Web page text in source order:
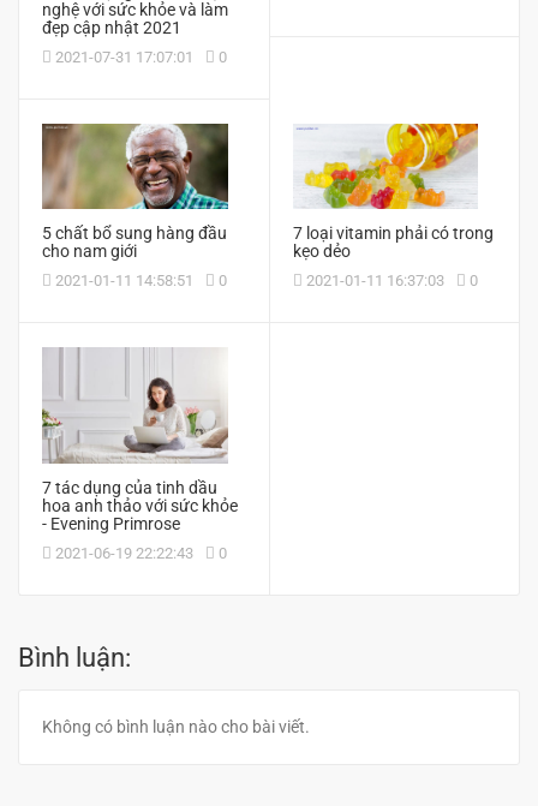
nghệ với sức khỏe và làm
đẹp cập nhật 2021
2021-07-31 17:07:01 0
5 chất bổ sung hàng đầu
cho nam giới
2021-01-11 14:58:51 0
7 loại vitamin phải có trong
kẹo dẻo
2021-01-11 16:37:03 0
7 tác dụng của tinh dầu
hoa anh thảo với sức khỏe
- Evening Primrose
2021-06-19 22:22:43 0
Bình luận:
Không có bình luận nào cho bài viết.